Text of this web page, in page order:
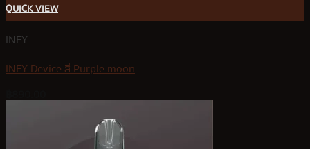
QUICK VIEW
INFY
INFY Device สี Purple moon